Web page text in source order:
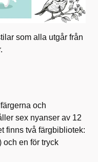
som alla utgår från
och
sex nyanser av 12
finns två färgbibliotek:
och en för tryck